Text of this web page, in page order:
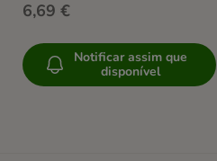
6,69 €
Notificar assim que
disponível